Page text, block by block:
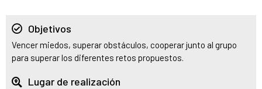
Objetivos
Vencer miedos, superar obstáculos, cooperar junto al grupo
para superar los diferentes retos propuestos.
Lugar de realización